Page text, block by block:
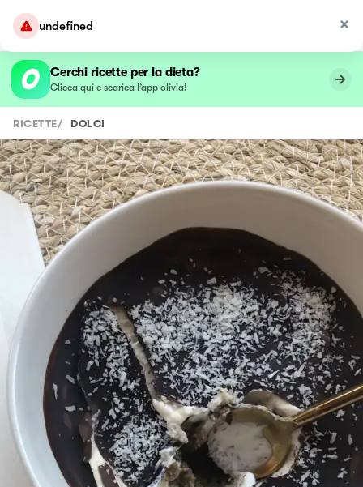
undefined
Cerchi ricette per la dieta?
Clicca qui e scarica l’app olivia!
RICETTE/ DOLCI